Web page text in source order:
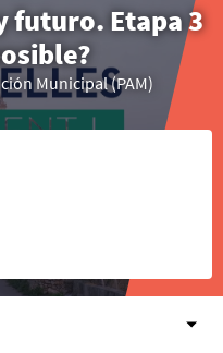
futuro. Etapa 3
Municipal (PAM)